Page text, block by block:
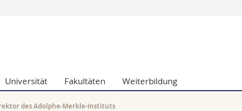
Fak.
Fak.
und Bildungswissenschaften
und Med. Fak.
Mitarbeitende
Universität Fakultäten Weiterbildung
des Adolphe-Merkle-Instituts